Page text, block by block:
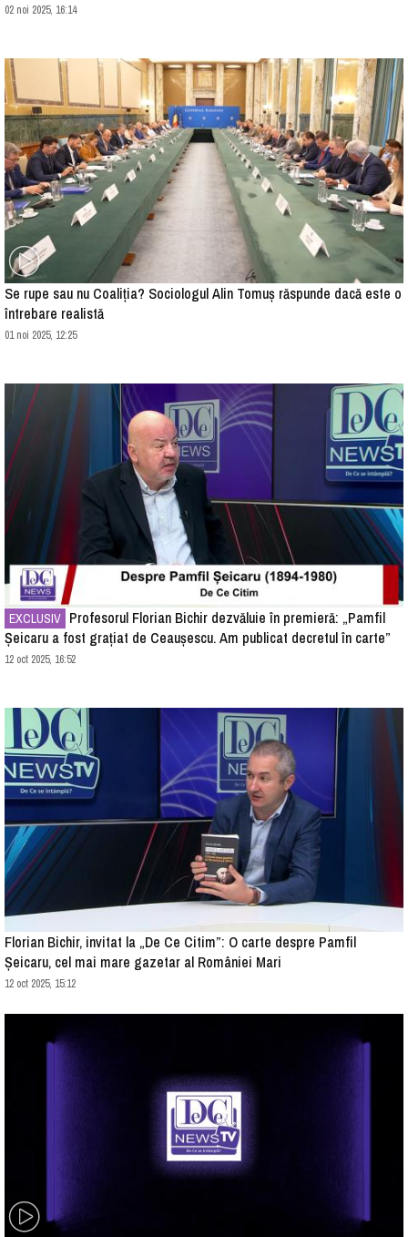
02 noi 2025, 16:14
Se rupe sau nu Coaliția? Sociologul Alin Tomuș răspunde dacă este o
întrebare realistă
01 noi 2025, 12:25
EXCLUSIV
Șeicaru a fost grațiat de Ceaușescu. Am publicat decretul în carte”
12 oct 2025, 16:52
Florian Bichir, invitat la „De Ce Citim”: O carte despre Pamfil
Șeicaru, cel mai mare gazetar al României Mari
12 oct 2025, 15:12